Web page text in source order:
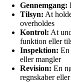
Gennemgang:
Tilsyn: At
overholdes
Kontrol: At
funktion eller
Inspektion: En
eller mangler
Revision: En
regnskaber